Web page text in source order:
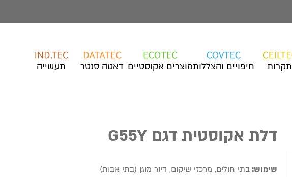
תקרות חיפויים והצללותמוצרים אקוסטיים דאטה סנטר תעשייה
דלת אקוסטית דגם G55Y
שימוש: בתי חולים, מרכזי שיקום, דיור מוגן (בתי אבות)